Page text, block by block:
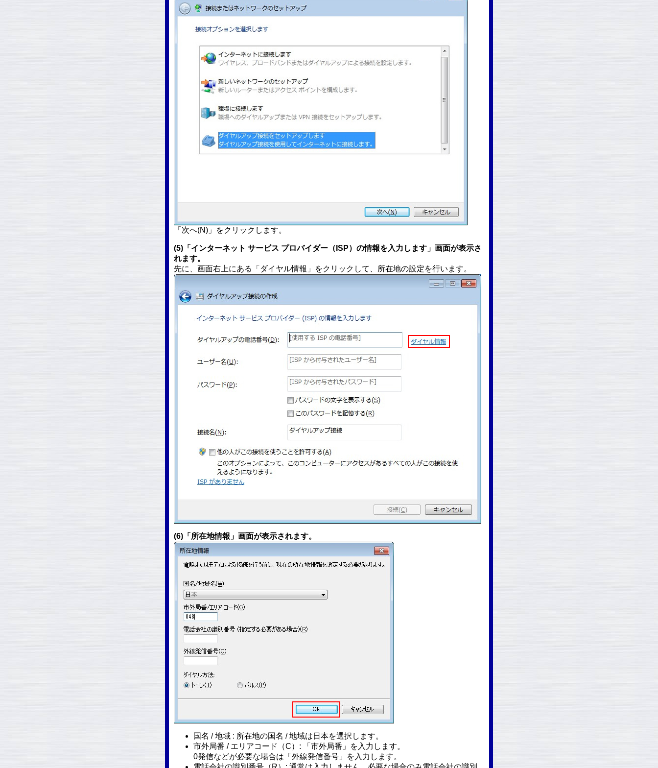
「次へ(N)」をクリックします。
(5)「インターネット サービス プロバイダー（ISP）の情報を入力します」画面が表示さ
れます。
先に、画面右上にある「ダイヤル情報」をクリックして、所在地の設定を行います。
(6)「所在地情報」画面が表示されます。
国名 / 地域 : 所在地の国名 / 地域は日本を選択します。
市外局番 / エリアコード（C）: 「市外局番」を入力します。
0発信などが必要な場合は「外線発信番号」を入力します。